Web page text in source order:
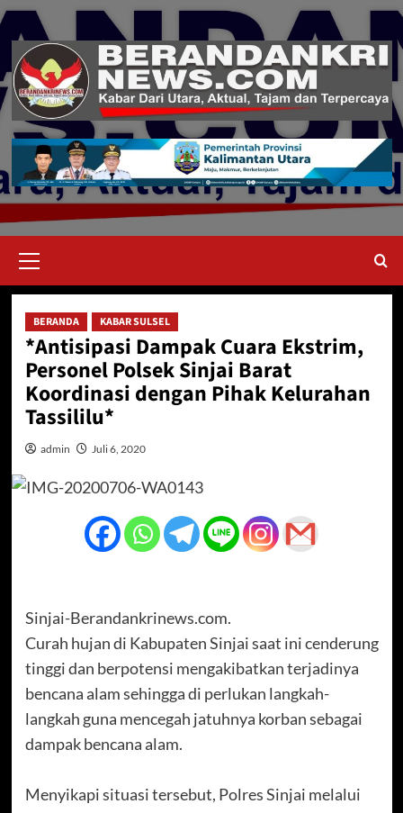
Skip
content
Menu
BERANDA KABAR SULSEL
*Antisipasi Dampak Cuara Ekstrim,
Personel Polsek Sinjai Barat
Koordinasi dengan Pihak Kelurahan
Tassililu*
admin Juli 6, 2020
Sinjai-Berandankrinews.com.
Curah hujan di Kabupaten Sinjai saat ini cenderung
tinggi dan berpotensi mengakibatkan terjadinya
bencana alam sehingga di perlukan langkah-
langkah guna mencegah jatuhnya korban sebagai
dampak bencana alam.
Menyikapi situasi tersebut, Polres Sinjai melalui